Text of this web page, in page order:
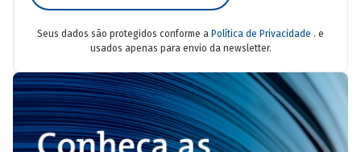
Seus dados são protegidos conforme a Política de Privacidade . e
usados apenas para envio da newsletter.